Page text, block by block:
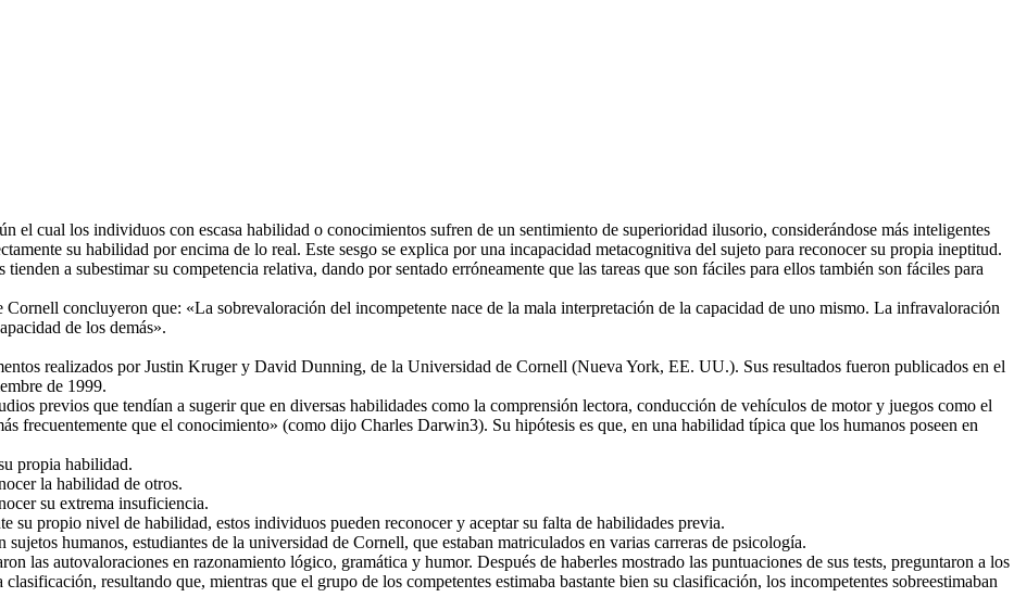
el cual los individuos con escasa habilidad o conocimientos sufren de un sentimiento de superioridad ilusorio, considerándose más inteligentes
su habilidad por encima de lo real. Este sesgo se explica por una incapacidad metacognitiva del sujeto para reconocer su propia ineptitud.
a subestimar su competencia relativa, dando por sentado erróneamente que las tareas que son fáciles para ellos también son fáciles para
concluyeron que: «La sobrevaloración del incompetente nace de la mala interpretación de la capacidad de uno mismo. La infravaloración
de los demás».
realizados por Justin Kruger y David Dunning, de la Universidad de Cornell (Nueva York, EE. UU.). Sus resultados fueron publicados en el
de 1999.
previos que tendían a sugerir que en diversas habilidades como la comprensión lectora, conducción de vehículos de motor y juegos como el
frecuentemente que el conocimiento» (como dijo Charles Darwin3). Su hipótesis es que, en una habilidad típica que los humanos poseen en
propia habilidad.
la habilidad de otros.
su extrema insuficiencia.
su propio nivel de habilidad, estos individuos pueden reconocer y aceptar su falta de habilidades previa.
humanos, estudiantes de la universidad de Cornell, que estaban matriculados en varias carreras de psicología.
las autovaloraciones en razonamiento lógico, gramática y humor. Después de haberles mostrado las puntuaciones de sus tests, preguntaron a los
resultando que, mientras que el grupo de los competentes estimaba bastante bien su clasificación, los incompetentes sobreestimaban